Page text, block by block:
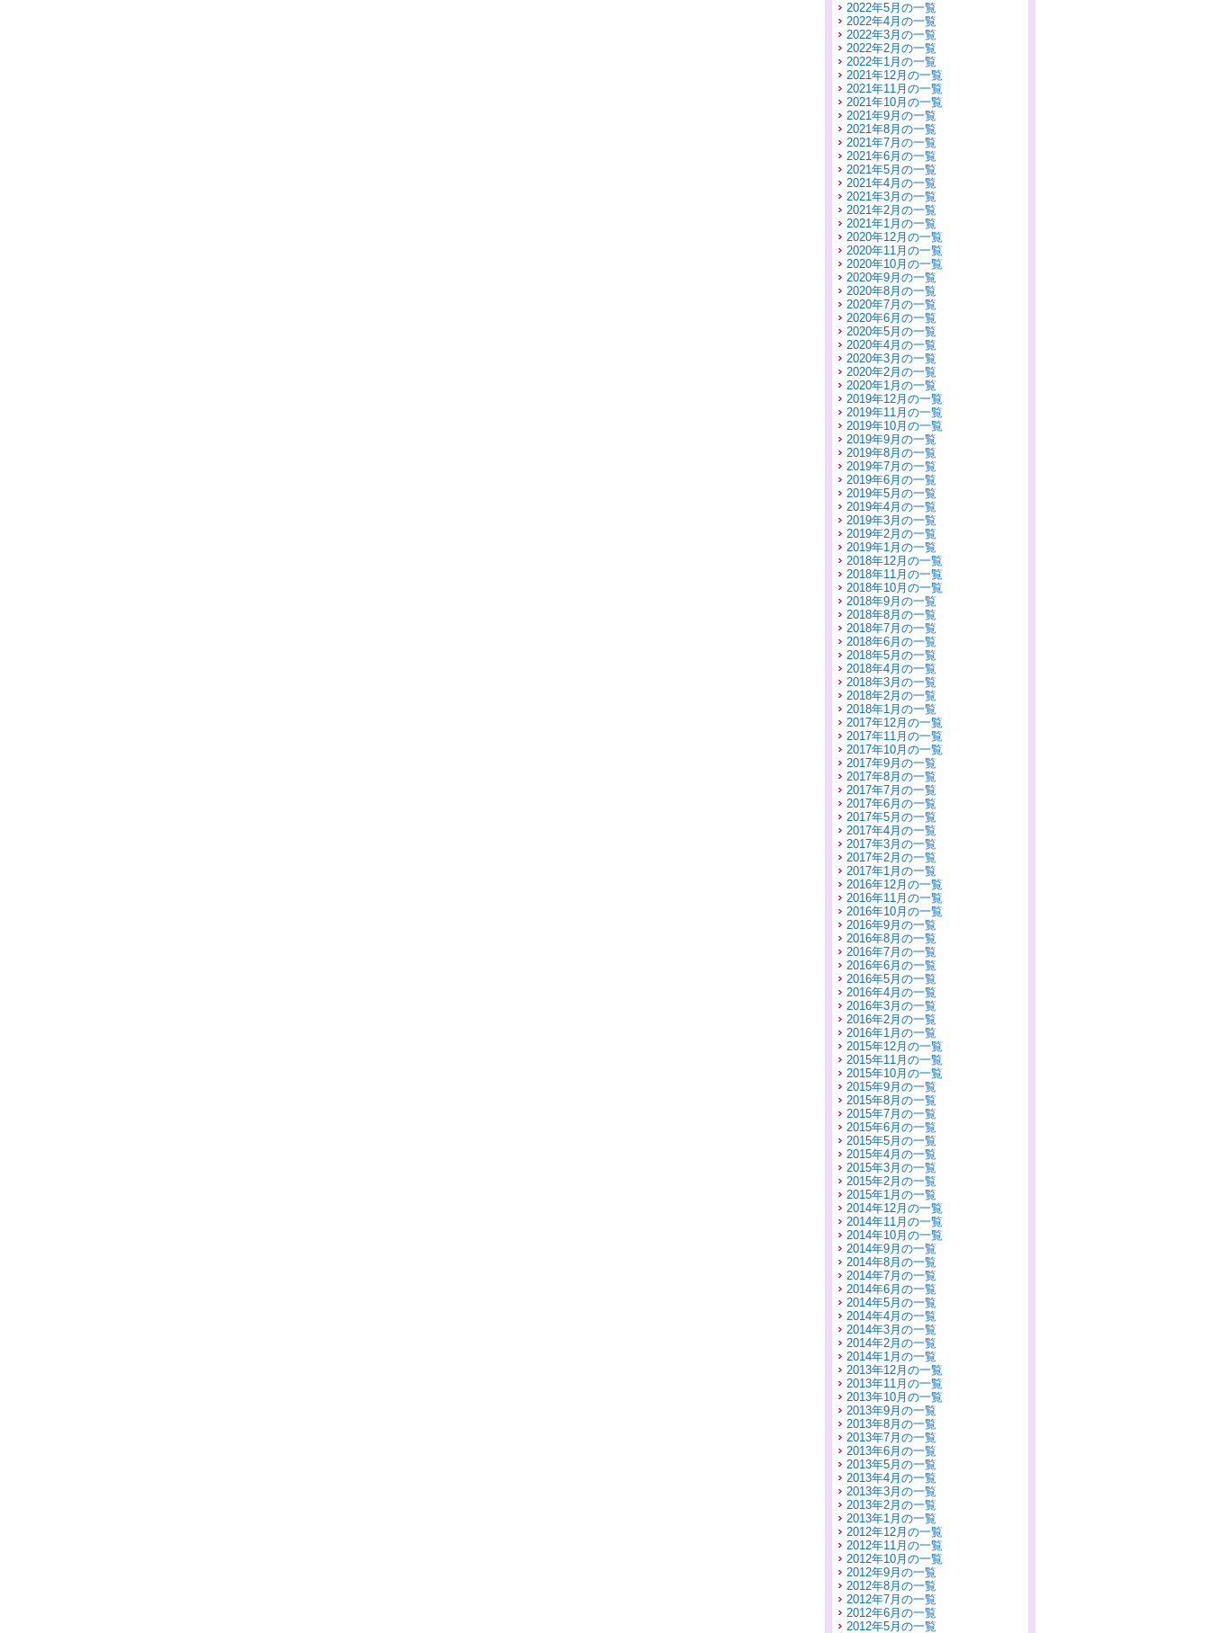
2022年5月の一覧
2022年4月の一覧
2022年3月の一覧
2022年2月の一覧
2022年1月の一覧
2021年12月の一覧
2021年11月の一覧
2021年10月の一覧
2021年9月の一覧
2021年8月の一覧
2021年7月の一覧
2021年6月の一覧
2021年5月の一覧
2021年4月の一覧
2021年3月の一覧
2021年2月の一覧
2021年1月の一覧
2020年12月の一覧
2020年11月の一覧
2020年10月の一覧
2020年9月の一覧
2020年8月の一覧
2020年7月の一覧
2020年6月の一覧
2020年5月の一覧
2020年4月の一覧
2020年3月の一覧
2020年2月の一覧
2020年1月の一覧
2019年12月の一覧
2019年11月の一覧
2019年10月の一覧
2019年9月の一覧
2019年8月の一覧
2019年7月の一覧
2019年6月の一覧
2019年5月の一覧
2019年4月の一覧
2019年3月の一覧
2019年2月の一覧
2019年1月の一覧
2018年12月の一覧
2018年11月の一覧
2018年10月の一覧
2018年9月の一覧
2018年8月の一覧
2018年7月の一覧
2018年6月の一覧
2018年5月の一覧
2018年4月の一覧
2018年3月の一覧
2018年2月の一覧
2018年1月の一覧
2017年12月の一覧
2017年11月の一覧
2017年10月の一覧
2017年9月の一覧
2017年8月の一覧
2017年7月の一覧
2017年6月の一覧
2017年5月の一覧
2017年4月の一覧
2017年3月の一覧
2017年2月の一覧
2017年1月の一覧
2016年12月の一覧
2016年11月の一覧
2016年10月の一覧
2016年9月の一覧
2016年8月の一覧
2016年7月の一覧
2016年6月の一覧
2016年5月の一覧
2016年4月の一覧
2016年3月の一覧
2016年2月の一覧
2016年1月の一覧
2015年12月の一覧
2015年11月の一覧
2015年10月の一覧
2015年9月の一覧
2015年8月の一覧
2015年7月の一覧
2015年6月の一覧
2015年5月の一覧
2015年4月の一覧
2015年3月の一覧
2015年2月の一覧
2015年1月の一覧
2014年12月の一覧
2014年11月の一覧
2014年10月の一覧
2014年9月の一覧
2014年8月の一覧
2014年7月の一覧
2014年6月の一覧
2014年5月の一覧
2014年4月の一覧
2014年3月の一覧
2014年2月の一覧
2014年1月の一覧
2013年12月の一覧
2013年11月の一覧
2013年10月の一覧
2013年9月の一覧
2013年8月の一覧
2013年7月の一覧
2013年6月の一覧
2013年5月の一覧
2013年4月の一覧
2013年3月の一覧
2013年2月の一覧
2013年1月の一覧
2012年12月の一覧
2012年11月の一覧
2012年10月の一覧
2012年9月の一覧
2012年8月の一覧
2012年7月の一覧
2012年6月の一覧
2012年5月の一覧